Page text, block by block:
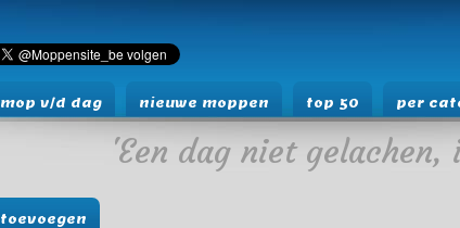
mop v/d dag nieuwe moppen top 50 per
toevoegen
'Een dag niet